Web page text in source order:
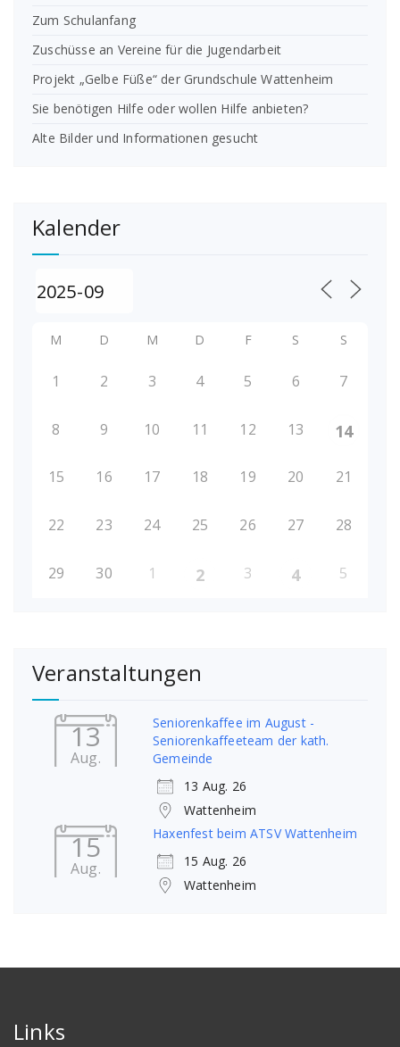
Zum Schulanfang
Zuschüsse an Vereine für die Jugendarbeit
Projekt „Gelbe Füße“ der Grundschule Wattenheim
Sie benötigen Hilfe oder wollen Hilfe anbieten?
Alte Bilder und Informationen gesucht
Kalender
M D M D F S S
1 2 3 4 5 6 7
8 9 10 11 12 13 14
15 16 17 18 19 20 21
22 23 24 25 26 27 28
29 30 1 2 3 4 5
Veranstaltungen
13
Aug.
Seniorenkaffee im August -
Seniorenkaffeeteam der kath.
Gemeinde
13 Aug. 26
Wattenheim
15
Aug.
Haxenfest beim ATSV Wattenheim
15 Aug. 26
Wattenheim
Links